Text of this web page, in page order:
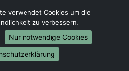
nach Bremen
nach Dresden
nach Hannover
nach Nürnberg
nach Duisburg
verwendet Cookies um die
zu verbessern.
Nur notwendige Cookies